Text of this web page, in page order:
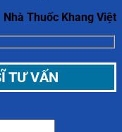
Nhà Thuốc Khang Việt
TƯ VẤN